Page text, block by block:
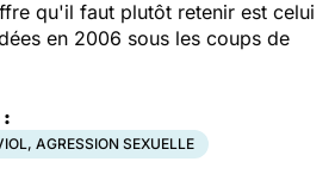
qu'il faut plutôt retenir est celui
en 2006 sous les coups de
AGRESSION SEXUELLE